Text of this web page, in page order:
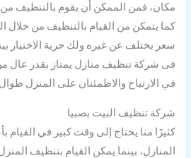
مكان، فمن الممكن أن يقوم بالتنظيف من
كما يتمكن من القيام بالتنظيف من خلال
سعر يختلف عن غيره ولك حرية الاختيار
فى شركة تنظيف منازل يمتاز بقدر عال
في الارتياح والاطمئنان على المنزل
شركة تنظيف البيت بصبيا
كثيرًا منا يحتاج إلى وقت كبير في القيام
المنازل، بينما يمكن القيام بتنظيف